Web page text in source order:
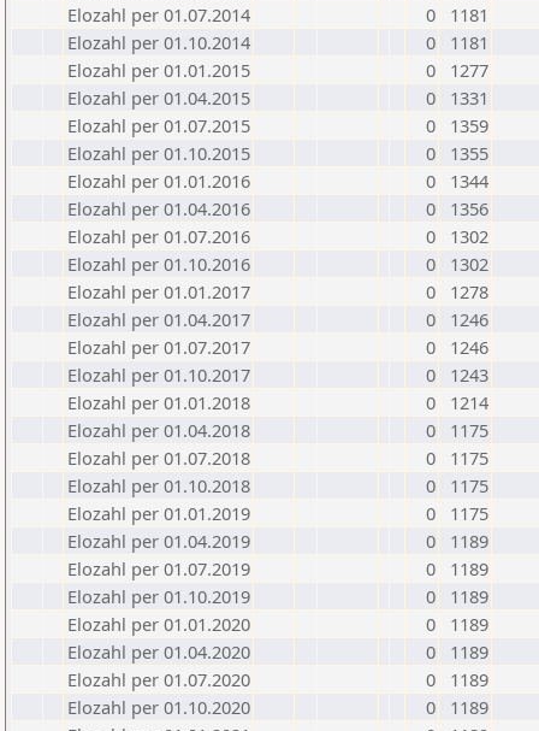
Elozahl per 01.07.2014
0
1181
Elozahl per 01.10.2014
0
1181
Elozahl per 01.01.2015
0
1277
Elozahl per 01.04.2015
0
1331
Elozahl per 01.07.2015
0
1359
Elozahl per 01.10.2015
0
1355
Elozahl per 01.01.2016
0
1344
Elozahl per 01.04.2016
0
1356
Elozahl per 01.07.2016
0
1302
Elozahl per 01.10.2016
0
1302
Elozahl per 01.01.2017
0
1278
Elozahl per 01.04.2017
0
1246
Elozahl per 01.07.2017
0
1246
Elozahl per 01.10.2017
0
1243
Elozahl per 01.01.2018
0
1214
Elozahl per 01.04.2018
0
1175
Elozahl per 01.07.2018
0
1175
Elozahl per 01.10.2018
0
1175
Elozahl per 01.01.2019
0
1175
Elozahl per 01.04.2019
0
1189
Elozahl per 01.07.2019
0
1189
Elozahl per 01.10.2019
0
1189
Elozahl per 01.01.2020
0
1189
Elozahl per 01.04.2020
0
1189
Elozahl per 01.07.2020
0
1189
Elozahl per 01.10.2020
0
1189